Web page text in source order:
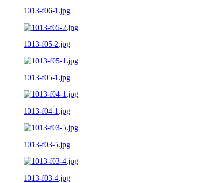
1013-f06-1.jpg
1013-f05-2.jpg
1013-f05-1.jpg
1013-f04-1.jpg
1013-f03-5.jpg
1013-f03-4.jpg